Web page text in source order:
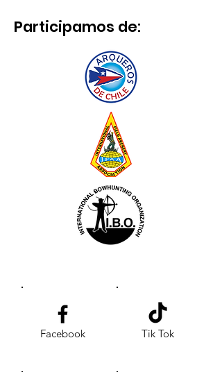
Participamos de:
Facebook Tik Tok